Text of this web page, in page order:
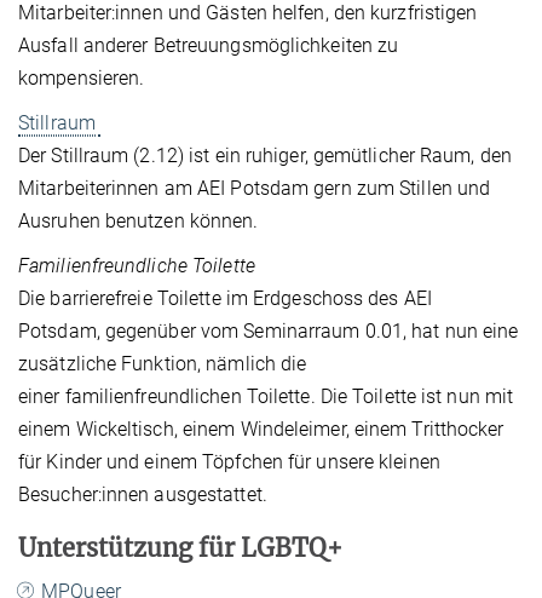
Mitarbeiter:innen und Gästen helfen, den kurzfristigen
Ausfall anderer Betreuungsmöglichkeiten zu
kompensieren.
Stillraum
Der Stillraum (2.12) ist ein ruhiger, gemütlicher Raum, den
Mitarbeiterinnen am AEI Potsdam gern zum Stillen und
Ausruhen benutzen können.
Familienfreundliche Toilette
Die barrierefreie Toilette im Erdgeschoss des AEI
Potsdam, gegenüber vom Seminarraum 0.01, hat nun eine
zusätzliche Funktion, nämlich die
einer familienfreundlichen Toilette. Die Toilette ist nun mit
einem Wickeltisch, einem Windeleimer, einem Tritthocker
für Kinder und einem Töpfchen für unsere kleinen
Besucher:innen ausgestattet.
Unterstützung für LGBTQ+
MPQueer